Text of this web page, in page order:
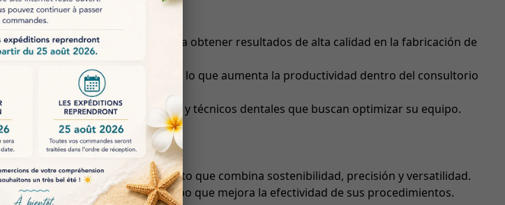
que es esencial para obtener resultados de alta calidad en la fabricación de
reduce el tiempo de tratamiento, lo que aumenta la productividad dentro del consultorio
una opción ideal para dentistas y técnicos dentales que buscan optimizar su equipo.
herramienta de alto rendimiento que combina sostenibilidad, precisión y versatilidad.
dental superior al tiempo que mejora la efectividad de sus procedimientos.